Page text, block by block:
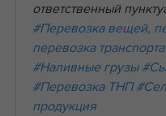
ответственный
#Перевозка вещей,
перевозка транспорта
#Наливные грузы
#Перевозка ТНП
продукция